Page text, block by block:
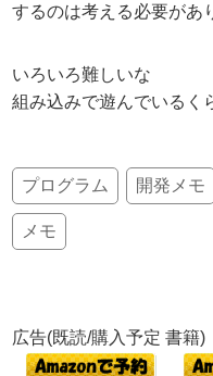
するのは考える必要があ
いろいろ難しいな
組み込みで遊んでいるく
プログラム 開発メモ
メモ
広告(既読/購入予定 書籍)